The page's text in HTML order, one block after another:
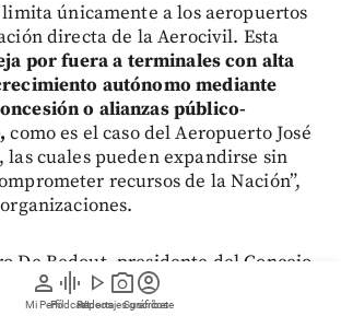
person
Mi Perfil
graphic_eq
Pódcast
play_arrow
Videos
photo_camera
Reportajes gráficos
account_circle
Suscríbete
limita únicamente a los aeropuertos
directa de la Aerocivil. Esta
por fuera a terminales con alta
autónomo mediante
o alianzas público-
como es el caso del Aeropuerto José
las cuales pueden expandirse sin
recursos de la Nación”,
De Bedout, presidente del Concejo
del proyecto en el Conpes
se garantizarán recursos estatales